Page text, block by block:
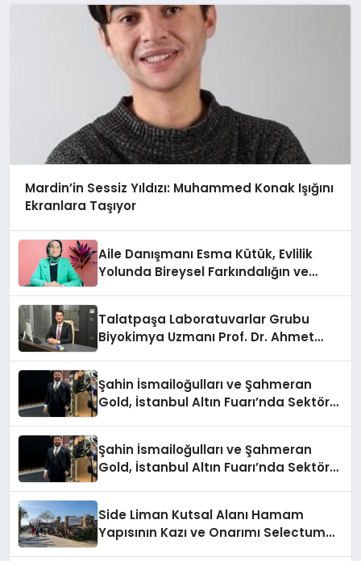
Mardin’in Sessiz Yıldızı: Muhammed Konak Işığını
Ekranlara Taşıyor
Aile Danışmanı Esma Kütük, Evlilik
Yolunda Bireysel Farkındalığın ve
Talatpaşa Laboratuvarlar Grubu
Biyokimya Uzmanı Prof. Dr. Ahmet
Şahin İsmailoğulları ve Şahmeran
Gold, İstanbul Altın Fuarı’nda Sektöre
Şahin İsmailoğulları ve Şahmeran
Gold, İstanbul Altın Fuarı’nda Sektöre
Side Liman Kutsal Alanı Hamam
Yapısının Kazı ve Onarımı Selectum